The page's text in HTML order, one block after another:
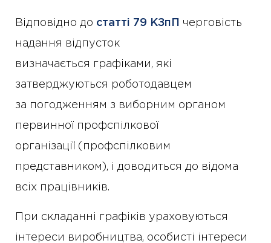
Відповідно до статті 79 КЗпП черговість
надання відпусток
визначається графіками, які
затверджуються роботодавцем
за погодженням з виборним органом
первинної профспілкової
організації (профспілковим
представником), і доводиться до відома
всіх працівників.
При складанні графіків ураховуються
інтереси виробництва, особисті інтереси